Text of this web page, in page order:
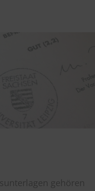
gehören